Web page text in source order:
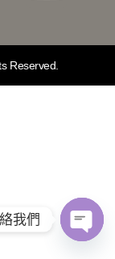
Reserved.
我們